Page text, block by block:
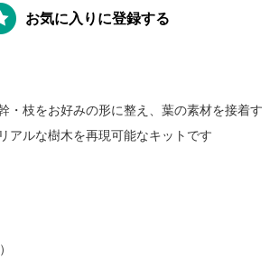
お気に入りに登録する
・枝をお好みの形に整え、葉の素材を接着す
アルな樹木を再現可能なキットです